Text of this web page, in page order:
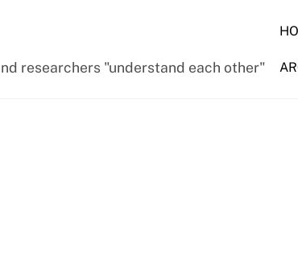
researchers "understand each other"